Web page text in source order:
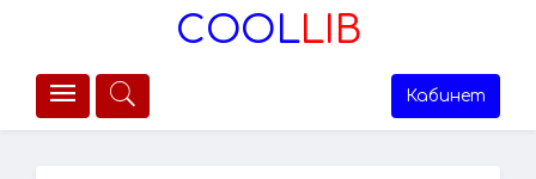
COOLLIB
Кабинет